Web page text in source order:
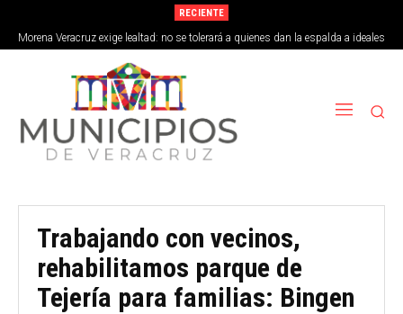
RECIENTE
Morena Veracruz exige lealtad: no se tolerará a quienes dan la espalda a ideales
de la 4T
Trabajando con vecinos,
rehabilitamos parque de
Tejería para familias: Bingen